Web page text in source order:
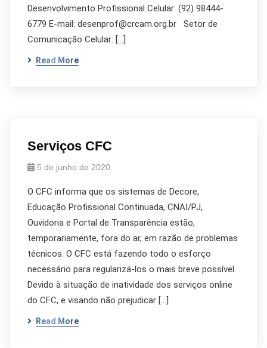
Desenvolvimento Profissional Celular: (92) 98444-
6779 E-mail: desenprof@crcam.org.br Setor de
Comunicação Celular: […]
Read More
Serviços CFC
5 de junho de 2020
O CFC informa que os sistemas de Decore,
Educação Profissional Continuada, CNAI/PJ,
Ouvidoria e Portal de Transparência estão,
temporariamente, fora do ar, em razão de problemas
técnicos. O CFC está fazendo todo o esforço
necessário para regularizá-los o mais breve possível.
Devido à situação de inatividade dos serviços online
do CFC, e visando não prejudicar […]
Read More